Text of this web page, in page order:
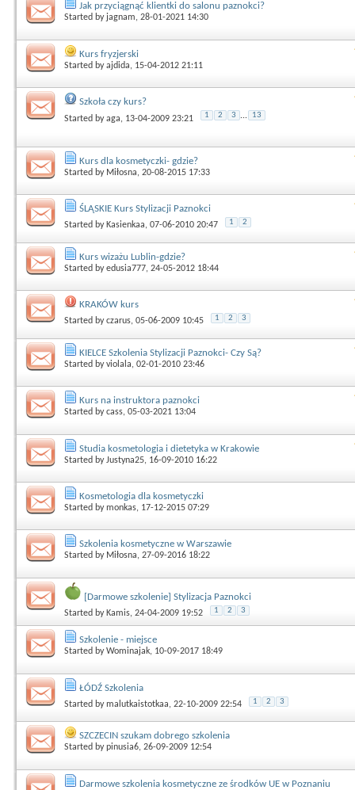
Jak przyciągnąć klientki do salonu paznokci?
Started by jagnam, 28-01-2021 14:30
Kurs fryzjerski
Started byajdida, 15-04-2012 21:11
Szkoła czy kurs?
Started byaga, 13-04-2009 23:21 1 2 3 ... 13
Kurs dla kosmetyczki- gdzie?
Started by Miłosna, 20-08-2015 17:33
ŚLĄSKIE Kurs Stylizacji Paznokci
Started by Kasienkaa, 07-06-2010 20:47 1 2
Kurs wizażu Lublin-gdzie?
Started byedusia777, 24-05-2012 18:44
KRAKÓW kurs
Started byczarus, 05-06-2009 10:45 1 2 3
KIELCE Szkolenia Stylizacji Paznokci- Czy Są?
Started byviolala, 02-01-2010 23:46
Kurs na instruktora paznokci
Started bycass, 05-03-2021 13:04
Studia kosmetologia i dietetyka w Krakowie
Started byJustyna25, 16-09-2010 16:22
Kosmetologia dla kosmetyczki
Started bymonkas, 17-12-2015 07:29
Szkolenia kosmetyczne w Warszawie
Started by Miłosna, 27-09-2016 18:22
[Darmowe szkolenie] Stylizacja Paznokci
Started by Kamis, 24-04-2009 19:52 1 2 3
Szkolenie - miejsce
Started byWominajak, 10-09-2017 18:49
ŁÓDŹ Szkolenia
Started bymalutkaistotkaa, 22-10-2009 22:54 1 2 3
SZCZECIN szukam dobrego szkolenia
Started bypinusia6, 26-09-2009 12:54
Darmowe szkolenia kosmetyczne ze środków UE w Poznaniu